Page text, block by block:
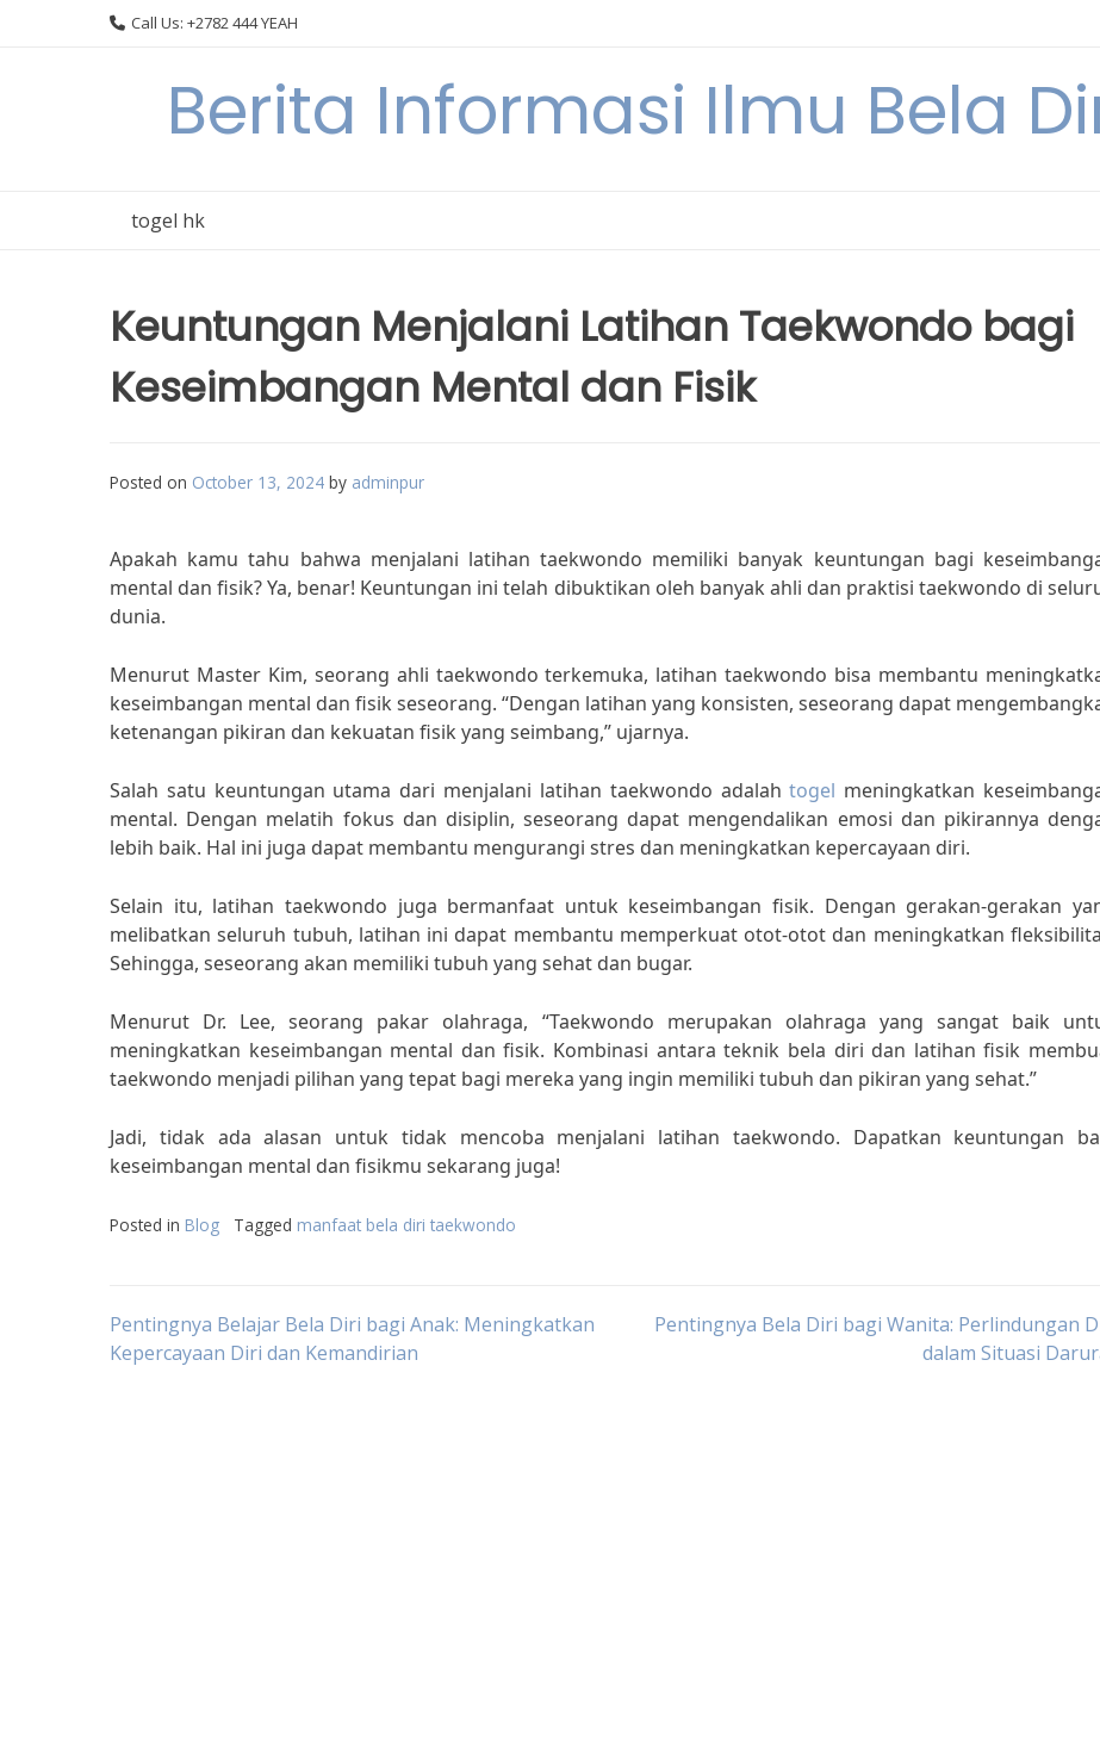
Call Us: +2782 444 YEAH
Berita Informasi Ilmu Bela
togel hk
Keuntungan Menjalani Latihan Taekwondo bagi
Keseimbangan Mental dan Fisik
Posted on October 13, 2024 by adminpur
Apakah kamu tahu bahwa menjalani latihan taekwondo memiliki banyak keuntungan bagi
mental dan fisik? Ya, benar! Keuntungan ini telah dibuktikan oleh banyak ahli dan praktisi taekwondo di
dunia.
Menurut Master Kim, seorang ahli taekwondo terkemuka, latihan taekwondo bisa membantu
keseimbangan mental dan fisik seseorang. “Dengan latihan yang konsisten, seseorang dapat
ketenangan pikiran dan kekuatan fisik yang seimbang,” ujarnya.
Salah satu keuntungan utama dari menjalani latihan taekwondo adalahtogel meningkatkan
mental. Dengan melatih fokus dan disiplin, seseorang dapat mengendalikan emosi dan pikirannya
lebih baik. Hal ini juga dapat membantu mengurangi stres dan meningkatkan kepercayaan diri.
Selain itu, latihan taekwondo juga bermanfaat untuk keseimbangan fisik. Dengan gerakan-gerakan
melibatkan seluruh tubuh, latihan ini dapat membantu memperkuat otot-otot dan meningkatkan
Sehingga, seseorang akan memiliki tubuh yang sehat dan bugar.
Menurut Dr. Lee, seorang pakar olahraga, “Taekwondo merupakan olahraga yang sangat baik
meningkatkan keseimbangan mental dan fisik. Kombinasi antara teknik bela diri dan latihan fisik
taekwondo menjadi pilihan yang tepat bagi mereka yang ingin memiliki tubuh dan pikiran yang sehat.”
Jadi, tidak ada alasan untuk tidak mencoba menjalani latihan taekwondo. Dapatkan keuntungan
keseimbangan mental dan fisikmu sekarang juga!
Posted in Blog Tagged manfaat bela diri taekwondo
Post
Pentingnya Belajar Bela Diri bagi Anak: Meningkatkan
Kepercayaan Diri dan Kemandirian
Pentingnya Bela Diri bagi Wanita: Perlindungan
dalam Situasi